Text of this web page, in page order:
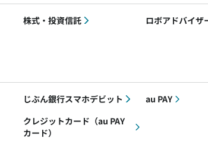
株式・投資信託 ロボアドバイザ
じぶん銀行スマホデビット au PAY
クレジットカード（au PAY
カード）